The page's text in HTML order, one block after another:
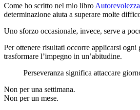
Come ho scritto nel mio libro Autorevolezza
determinazione aiuta a superare molte
Uno sforzo occasionale, invece, serve a
Per ottenere risultati occorre applicarsi ogni
trasformare l’impegno in un’abitudine.
Perseveranza significa attaccare
Non per una settimana.
Non per un mese.